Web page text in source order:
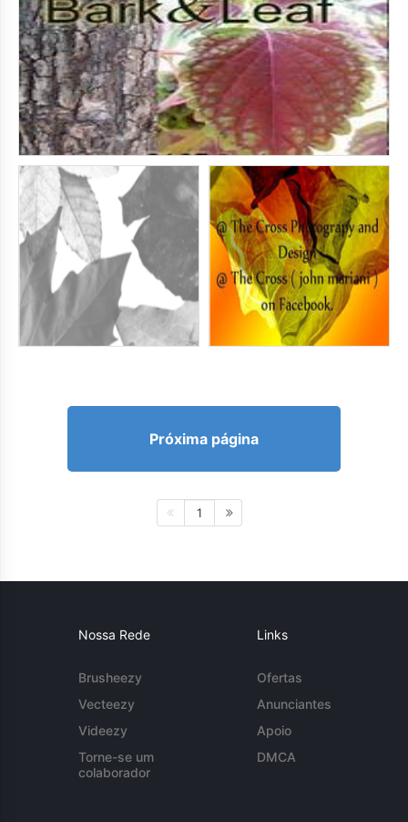
Próxima página
1
Nossa Rede
Brusheezy
Vecteezy
Videezy
Torne-se um
colaborador
Links
Ofertas
Anunciantes
Apoio
DMCA